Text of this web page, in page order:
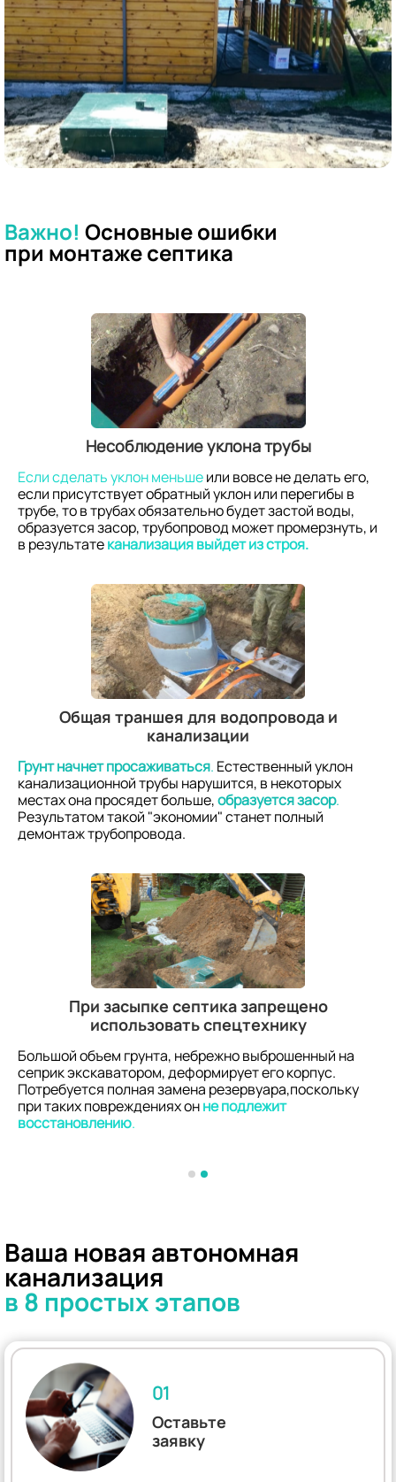
Важно! Основные ошибки
при монтаже септика
Несоблюдение уклона трубы
Если сделать уклон меньшеили вовсе не делать его,
если присутствует обратный уклон или перегибы в
трубе, то в трубах обязательно будет застой воды,
образуется засор, трубопровод может промерзнуть, и
в результатеканализация выйдет из строя.
Общая траншея для водопровода и
канализации
Грунт начнет просаживаться. Естественный уклон
канализационной трубы нарушится, в некоторых
местах она просядет больше,образуется засор.
Результатом такой "экономии" станет полный
демонтаж трубопровода.
При засыпке септика запрещено
использовать спецтехнику
Большой объем грунта, небрежно выброшенный на
сеприк экскаватором, деформирует его корпус.
Потребуется полная замена резервуара,поскольку
при таких повреждениях онне подлежит
восстановлению.
Ваша новая автономная
канализация
в 8 простых этапов
01
Оставьте
заявку